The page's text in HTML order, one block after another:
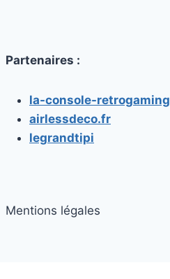
Partenaires :
la-console-retrogaming
airlessdeco.fr
legrandtipi
Mentions légales